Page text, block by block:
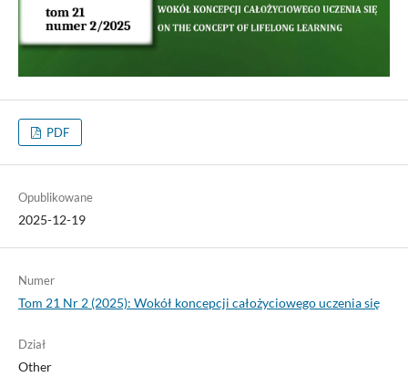
PDF
Opublikowane
2025-12-19
Numer
Tom 21 Nr 2 (2025): Wokół koncepcji całożyciowego uczenia się
Dział
Other